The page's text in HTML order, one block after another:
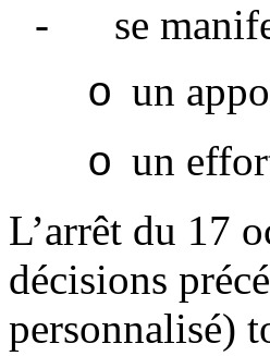
-
se
o un
o un
L’arrêt du 17
décisions
personnalisé)